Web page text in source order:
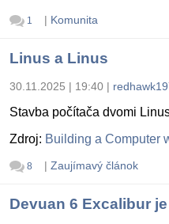
1 | Komunita
Linus a Linus
30.11.2025 | 19:40 |
Stavba počítača dvomi
Zdroj: Building a Computer
8 | Zaujímavý článok
Devuan 6 Excalibur